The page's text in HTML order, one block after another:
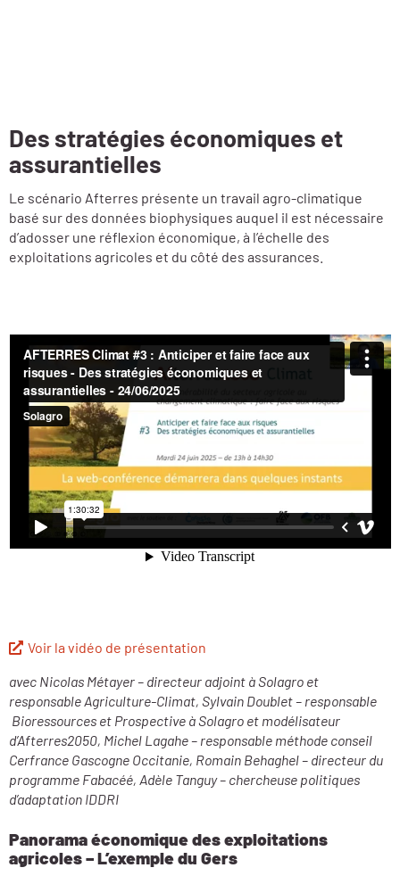
Des stratégies économiques et
assurantielles
Le scénario Afterres présente un travail agro-climatique
basé sur des données biophysiques auquel il est nécessaire
d’adosser une réflexion économique, à l’échelle des
exploitations agricoles et du côté des assurances.
Voir la vidéo de présentation
avec Nicolas Métayer – directeur adjoint à Solagro et
responsable Agriculture-Climat, Sylvain Doublet – responsable
Bioressources et Prospective à Solagro et modélisateur
d’Afterres2050, Michel Lagahe – responsable méthode conseil
Cerfrance Gascogne Occitanie, Romain Behaghel – directeur du
programme Fabacéé, Adèle Tanguy – chercheuse politiques
d’adaptation IDDRI
Panorama économique des exploitations
agricoles – L’exemple du Gers